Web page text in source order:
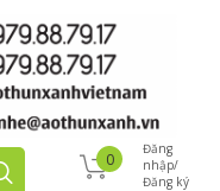
Đăng
nhập/
Đăng ký
0